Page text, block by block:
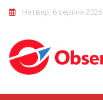
Четвер, 6 серпня 2026